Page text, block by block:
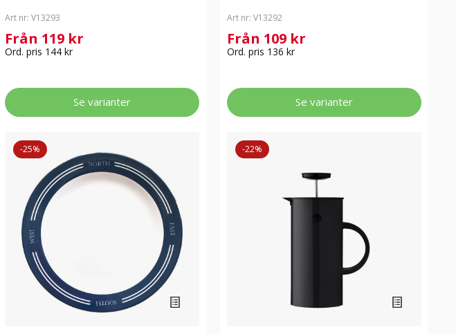
Art nr: V13293
Från 119 kr
Ord. pris 144 kr
Se varianter
Art nr: V13292
Från 109 kr
Ord. pris 136 kr
Se varianter
-25% -22%